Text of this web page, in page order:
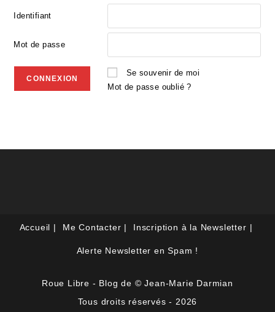
Identifiant
Mot de passe
Se souvenir de moi
Mot de passe oublié ?
Accueil Me Contacter Inscription à la Newsletter
Alerte Newsletter en Spam !
Roue Libre - Blog de © Jean-Marie Darmian
Tous droits réservés - 2026